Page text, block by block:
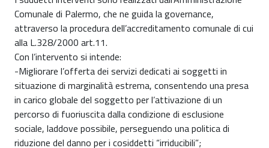
Comunale di Palermo, che ne guida la governance,
attraverso la procedura dell’accreditamento comunale di cui
alla L.328/2000 art.11.
Con l’intervento si intende:
-Migliorare l’offerta dei servizi dedicati ai soggetti in
situazione di marginalità estrema, consentendo una presa
in carico globale del soggetto per l’attivazione di un
percorso di fuoriuscita dalla condizione di esclusione
sociale, laddove possibile, perseguendo una politica di
riduzione del danno per i cosiddetti “irriducibili”;